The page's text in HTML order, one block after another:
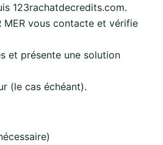
123rachatdecredits.com.
MER vous contacte et vérifie
et présente une solution
(le cas échéant).